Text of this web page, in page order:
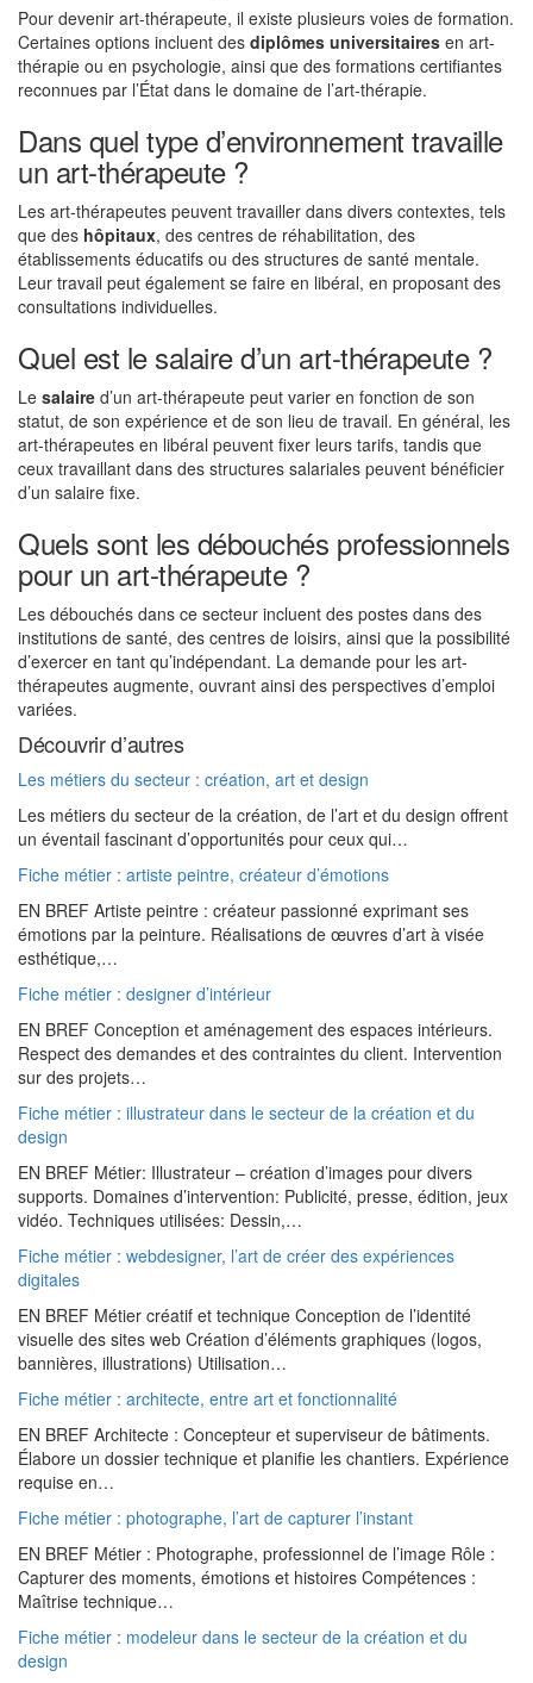
Pour devenir art-thérapeute, il existe plusieurs voies de formation.
Certaines options incluent des diplômes universitaires en art-
thérapie ou en psychologie, ainsi que des formations certifiantes
reconnues par l’État dans le domaine de l’art-thérapie.
Dans quel type d’environnement travaille
un art-thérapeute ?
Les art-thérapeutes peuvent travailler dans divers contextes, tels
que des hôpitaux, des centres de réhabilitation, des
établissements éducatifs ou des structures de santé mentale.
Leur travail peut également se faire en libéral, en proposant des
consultations individuelles.
Quel est le salaire d’un art-thérapeute ?
Le salaire d’un art-thérapeute peut varier en fonction de son
statut, de son expérience et de son lieu de travail. En général, les
art-thérapeutes en libéral peuvent fixer leurs tarifs, tandis que
ceux travaillant dans des structures salariales peuvent bénéficier
d’un salaire fixe.
Quels sont les débouchés professionnels
pour un art-thérapeute ?
Les débouchés dans ce secteur incluent des postes dans des
institutions de santé, des centres de loisirs, ainsi que la possibilité
d’exercer en tant qu’indépendant. La demande pour les art-
thérapeutes augmente, ouvrant ainsi des perspectives d’emploi
variées.
Découvrir d’autres
Les métiers du secteur : création, art et design
Les métiers du secteur de la création, de l’art et du design offrent
un éventail fascinant d’opportunités pour ceux qui…
Fiche métier : artiste peintre, créateur d’émotions
EN BREF Artiste peintre : créateur passionné exprimant ses
émotions par la peinture. Réalisations de œuvres d’art à visée
esthétique,…
Fiche métier : designer d’intérieur
EN BREF Conception et aménagement des espaces intérieurs.
Respect des demandes et des contraintes du client. Intervention
sur des projets…
Fiche métier : illustrateur dans le secteur de la création et du
design
EN BREF Métier: Illustrateur – création d’images pour divers
supports. Domaines d’intervention: Publicité, presse, édition, jeux
vidéo. Techniques utilisées: Dessin,…
Fiche métier : webdesigner, l’art de créer des expériences
digitales
EN BREF Métier créatif et technique Conception de l’identité
visuelle des sites web Création d’éléments graphiques (logos,
bannières, illustrations) Utilisation…
Fiche métier : architecte, entre art et fonctionnalité
EN BREF Architecte : Concepteur et superviseur de bâtiments.
Élabore un dossier technique et planifie les chantiers. Expérience
requise en…
Fiche métier : photographe, l’art de capturer l’instant
EN BREF Métier : Photographe, professionnel de l’image Rôle :
Capturer des moments, émotions et histoires Compétences :
Maîtrise technique…
Fiche métier : modeleur dans le secteur de la création et du
design